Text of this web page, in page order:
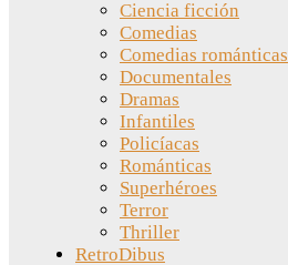
Ciencia ficción
Comedias
Comedias románticas
Documentales
Dramas
Infantiles
Policíacas
Románticas
Superhéroes
Terror
Thriller
RetroDibus